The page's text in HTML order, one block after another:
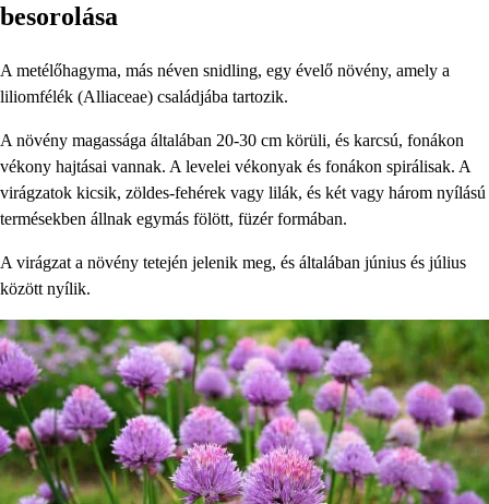
besorolása
A metélőhagyma, más néven snidling, egy évelő növény, amely a
liliomfélék (Alliaceae) családjába tartozik.
A növény magassága általában 20-30 cm körüli, és karcsú, fonákon
vékony hajtásai vannak. A levelei vékonyak és fonákon spirálisak. A
virágzatok kicsik, zöldes-fehérek vagy lilák, és két vagy három nyílású
termésekben állnak egymás fölött, füzér formában.
A virágzat a növény tetején jelenik meg, és általában június és július
között nyílik.